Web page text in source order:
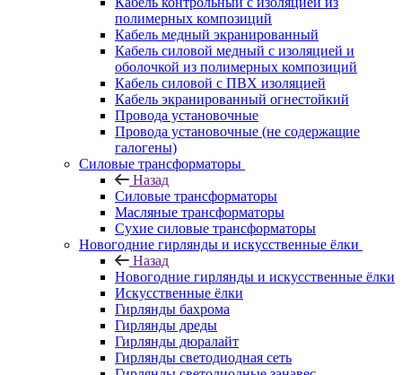
полимерных композиций
Кабель медный экранированный
Кабель силовой медный с изоляцией и
оболочкой из полимерных композиций
Кабель силовой с ПВХ изоляцией
Кабель экранированный огнестойкий
Провода установочные
Провода установочные (не содержащие
галогены)
Силовые трансформаторы
Назад
Силовые трансформаторы
Масляные трансформаторы
Сухие силовые трансформаторы
Новогодние гирлянды и искусственные ёлки
Назад
Новогодние гирлянды и искусственные ёлки
Искусственные ёлки
Гирлянды бахрома
Гирлянды дреды
Гирлянды дюралайт
Гирлянды светодиодная сеть